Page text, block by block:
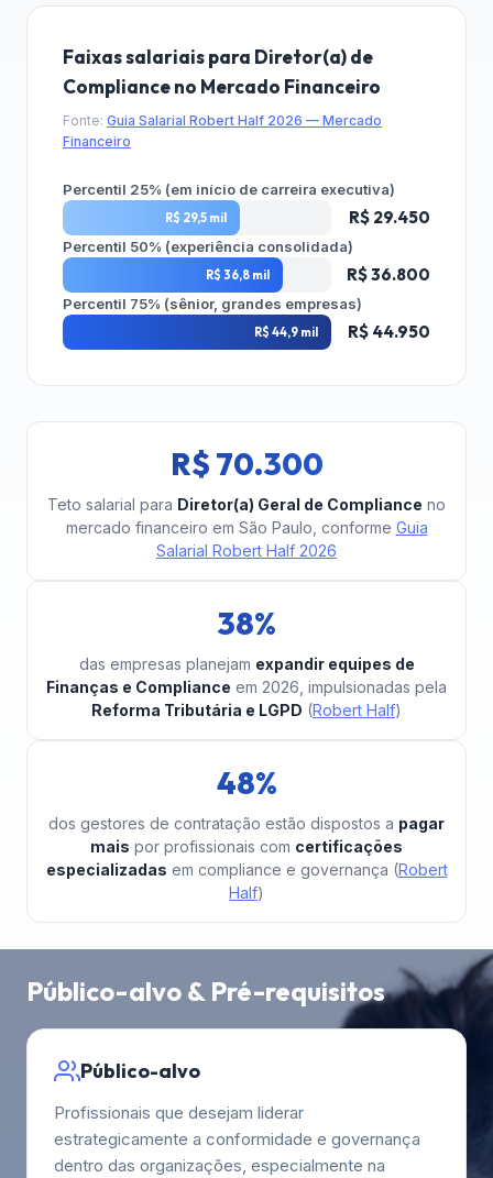
Faixas salariais para Diretor(a) de
Compliance no Mercado Financeiro
Fonte: Guia Salarial Robert Half 2026 — Mercado
Financeiro
Percentil 25% (em início de carreira executiva)
R$ 29,5 mil R$ 29.450
Percentil 50% (experiência consolidada)
R$ 36,8 mil R$ 36.800
Percentil 75% (sênior, grandes empresas)
R$ 44,9 mil R$ 44.950
R$ 70.300
Teto salarial para Diretor(a) Geral de Compliance no
mercado financeiro em São Paulo, conforme Guia
Salarial Robert Half 2026
38%
das empresas planejam expandir equipes de
Finanças e Compliance em 2026, impulsionadas pela
Reforma Tributária e LGPD (Robert Half)
48%
dos gestores de contratação estão dispostos a pagar
mais por profissionais com certificações
especializadas em compliance e governança (Robert
Half)
Público-alvo & Pré-requisitos
Público-alvo
Profissionais que desejam liderar
estrategicamente a conformidade e governança
dentro das organizações, especialmente na